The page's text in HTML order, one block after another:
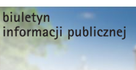
Przejdź do treści